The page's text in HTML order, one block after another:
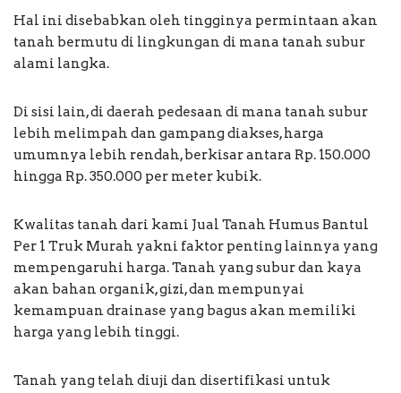
Hal ini disebabkan oleh tingginya permintaan akan
tanah bermutu di lingkungan di mana tanah subur
alami langka.
Di sisi lain, di daerah pedesaan di mana tanah subur
lebih melimpah dan gampang diakses, harga
umumnya lebih rendah, berkisar antara Rp. 150.000
hingga Rp. 350.000 per meter kubik.
Kwalitas tanah dari kami Jual Tanah Humus Bantul
Per 1 Truk Murah yakni faktor penting lainnya yang
mempengaruhi harga. Tanah yang subur dan kaya
akan bahan organik, gizi, dan mempunyai
kemampuan drainase yang bagus akan memiliki
harga yang lebih tinggi.
Tanah yang telah diuji dan disertifikasi untuk